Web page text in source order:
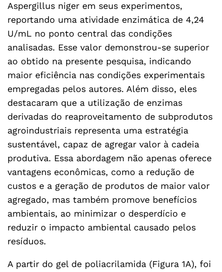
Aspergillus niger em seus experimentos,
reportando uma atividade enzimática de 4,24
U/mL no ponto central das condições
analisadas. Esse valor demonstrou-se superior
ao obtido na presente pesquisa, indicando
maior eficiência nas condições experimentais
empregadas pelos autores. Além disso, eles
destacaram que a utilização de enzimas
derivadas do reaproveitamento de subprodutos
agroindustriais representa uma estratégia
sustentável, capaz de agregar valor à cadeia
produtiva. Essa abordagem não apenas oferece
vantagens econômicas, como a redução de
custos e a geração de produtos de maior valor
agregado, mas também promove benefícios
ambientais, ao minimizar o desperdício e
reduzir o impacto ambiental causado pelos
resíduos.
A partir do gel de poliacrilamida (Figura 1A), foi